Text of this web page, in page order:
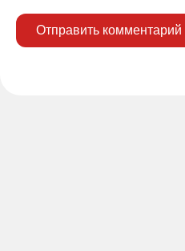
Отправить комментарий